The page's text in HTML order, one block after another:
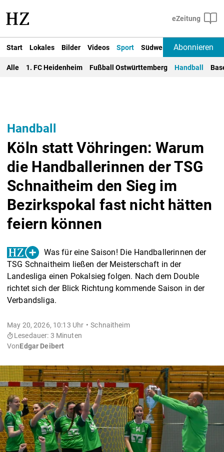
Start Lokales Bilder Videos Sport Südwest Deutschland
Abonnieren
Alle 1. FC Heidenheim Fußball Ostwürttemberg Handball
Handball
Köln statt Vöhringen: Warum
die Handballerinnen der TSG
Schnaitheim den Sieg im
Bezirkspokal fast nicht hätten
feiern können
Was für eine Saison! Die Handballerinnen der
TSG Schnaitheim ließen der Meisterschaft in der
Landesliga einen Pokalsieg folgen. Nach dem Double
richtet sich der Blick Richtung kommende Saison in der
Verbandsliga.
May 20, 2026, 10:13 Uhr
Schnaitheim
Lesedauer: 3 Minuten
VonEdgar Deibert